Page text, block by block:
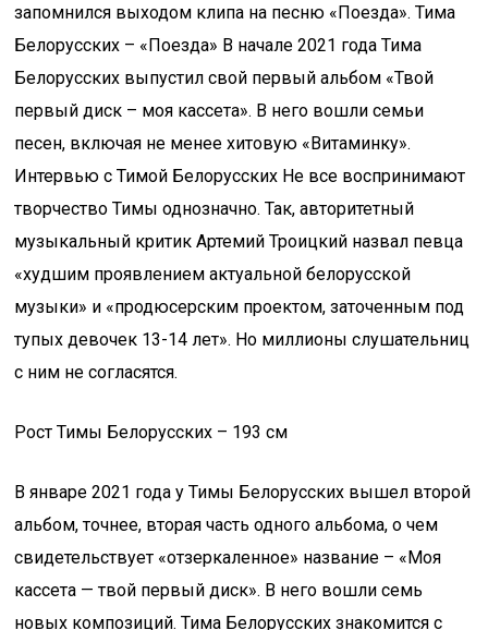
запомнился выходом клипа на песню «Поезда». Тима
Белорусских – «Поезда» В начале 2021 года Тима
Белорусских выпустил свой первый альбом «Твой
первый диск – моя кассета». В него вошли семьи
песен, включая не менее хитовую «Витаминку».
Интервью с Тимой Белорусских Не все воспринимают
творчество Тимы однозначно. Так, авторитетный
музыкальный критик Артемий Троицкий назвал певца
«худшим проявлением актуальной белорусской
музыки» и «продюсерским проектом, заточенным под
тупых девочек 13-14 лет». Но миллионы слушательниц
с ним не согласятся.
Рост Тимы Белорусских – 193 см
В январе 2021 года у Тимы Белорусских вышел второй
альбом, точнее, вторая часть одного альбома, о чем
свидетельствует «отзеркаленное» название – «Моя
кассета — твой первый диск». В него вошли семь
новых композиций. Тима Белорусских знакомится с